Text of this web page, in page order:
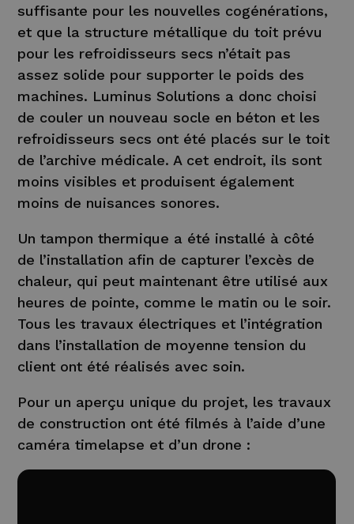
suffisante pour les nouvelles cogénérations,
et que la structure métallique du toit prévu
pour les refroidisseurs secs n’était pas
assez solide pour supporter le poids des
machines. Luminus Solutions a donc choisi
de couler un nouveau socle en béton et les
refroidisseurs secs ont été placés sur le toit
de l’archive médicale. A cet endroit, ils sont
moins visibles et produisent également
moins de nuisances sonores.
Un tampon thermique a été installé à côté
de l’installation afin de capturer l’excès de
chaleur, qui peut maintenant être utilisé aux
heures de pointe, comme le matin ou le soir.
Tous les travaux électriques et l’intégration
dans l’installation de moyenne tension du
client ont été réalisés avec soin.
Pour un aperçu unique du projet, les travaux
de construction ont été filmés à l’aide d’une
caméra timelapse et d’un drone :